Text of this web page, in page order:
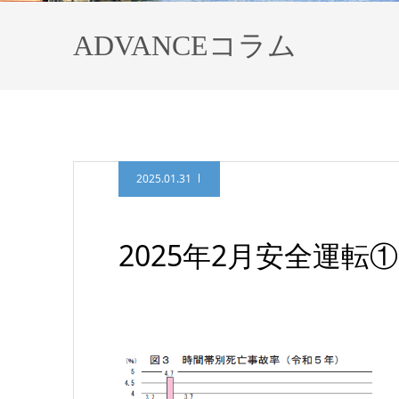
ADVANCEコラム
2025.01.31
2025年2月安全運転